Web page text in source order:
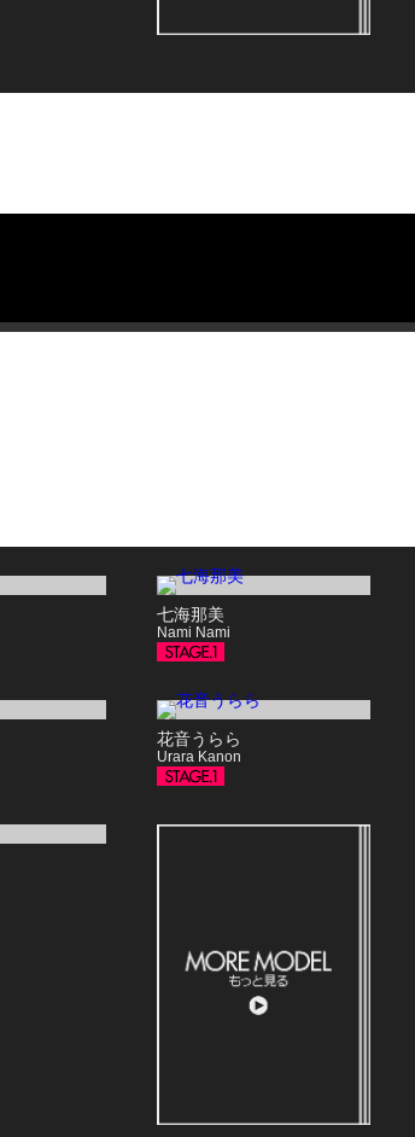
七海那美
Nami Nami
花音うらら
Urara Kanon